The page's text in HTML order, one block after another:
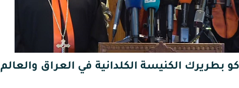
بطريرك الكنيسة الكلدانية في العراق والعالم